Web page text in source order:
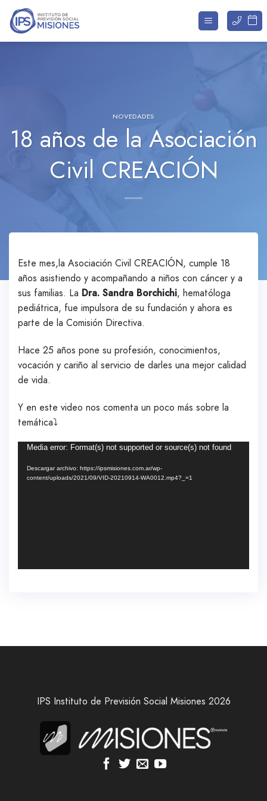
Saltar
contenido
NOVEDADES
18 años de la Asociación
Civil CREACIÓN
Este mes,la Asociación Civil CREACIÓN, cumple 18
años asistiendo y acompañando a niños con cáncer y a
sus familias. La Dra. Sandra Borchichi, hematóloga
pediátrica, fue impulsora de su fundación y ahora es
parte de la Comisión Directiva.
Hace 25 años pone su profesión, conocimientos,
vocación y cariño al servicio de darles una mejor calidad
de vida.
Y en este video nos comenta un poco más sobre la
temática⤵️
Reproductor
de
vídeo
Media error: Format(s) not supported or source(s) not found
Descargar archivo: https://ipsmisiones.com.ar/wp-
content/uploads/2021/09/VID-20210914-WA0012.mp4?_=1
IPS Instituto de Previsión Social Misiones 2026